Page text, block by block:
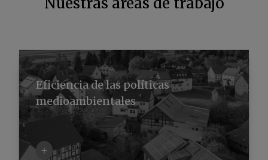
Eficiencia de las políticas
medioambientales
+